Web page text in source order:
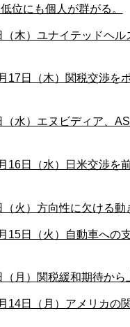
位にも個人が群がる。
木）ユナイテッドヘ
17日（木）関税交渉を
水）エヌビディア、
16日（水）日米交渉を
火）方向性に欠ける動
15日（火）自動車への
月）関税緩和期待から
14日（月）アメリカの